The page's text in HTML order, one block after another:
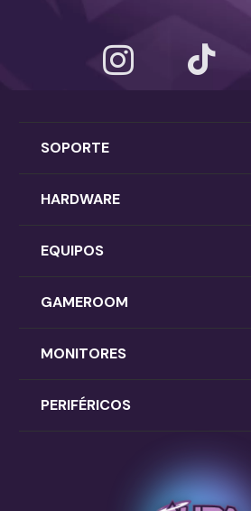
SOPORTE
HARDWARE
EQUIPOS
GAMEROOM
MONITORES
PERIFÉRICOS